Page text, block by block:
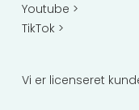
Youtube >
TikTok >
Vi er licenseret